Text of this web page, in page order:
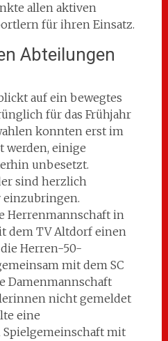
allen aktiven
für ihren Einsatz.
Abteilungen
auf ein bewegtes
für das Frühjahr
konnten erst im
werden, einige
unbesetzt.
sind herzlich
einzubringen.
Herrenmannschaft in
dem TV Altdorf einen
Herren-50-
mit dem SC
Damenmannschaft
nicht gemeldet
eine
Spielgemeinschaft mit